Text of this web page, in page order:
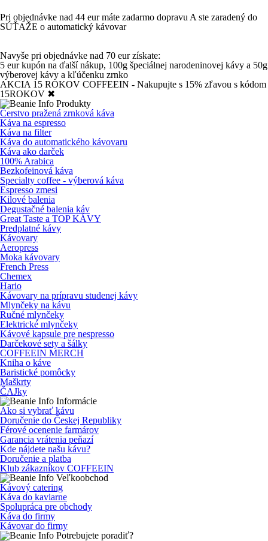
Pri objednávke nad 44 eur máte zadarmo dopravu A ste zaradený do
SÚŤAŽE o automatický kávovar
Navyše pri objednávke nad 70 eur získate:
5 eur kupón na ďalší nákup, 100g špeciálnej narodeninovej kávy a 50g
výberovej kávy a kľúčenku zrnko
AKCIA 15 ROKOV COFFEEIN - Nakupujte s 15% zľavou s kódom
15ROKOV ✖
Produkty
Čerstvo pražená zrnková káva
Káva na espresso
Káva na filter
Káva do automatického kávovaru
Káva ako darček
100% Arabica
Bezkofeinová káva
Specialty coffee - výberová káva
Espresso zmesi
Kilové balenia
Degustačné balenia káv
Great Taste a TOP KÁVY
Predplatné kávy
Kávovary
Aeropress
Moka kávovary
French Press
Chemex
Hario
Kávovary na prípravu studenej kávy
Mlynčeky na kávu
Ručné mlynčeky
Elektrické mlynčeky
Kávové kapsule pre nespresso
Darčekové sety a šálky
COFFEEIN MERCH
Kniha o káve
Baristické pomôcky
Maškrty
ČAJky
Informácie
Ako si vybrať kávu
Doručenie do Českej Republiky
Férové ocenenie farmárov
Garancia vrátenia peňazí
Kde nájdete našu kávu?
Doručenie a platba
Klub zákazníkov COFFEEIN
Veľkoobchod
Kávový catering
Káva do kaviarne
Spolupráca pre obchody
Káva do firmy
Kávovar do firmy
Potrebujete poradiť?